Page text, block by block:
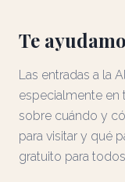
Te
Las entradas a la
especialmente en
sobre cuándo y
para visitar y qué
gratuito para